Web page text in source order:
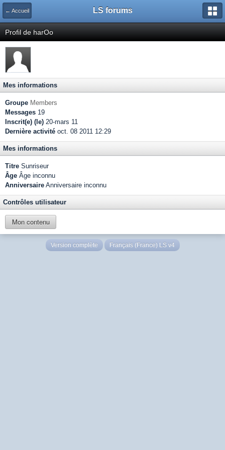
← Accueil LS forums
Profil de harOo
Mes informations
Groupe Members
Messages 19
Inscrit(e) (le) 20-mars 11
Dernière activité oct. 08 2011 12:29
Mes informations
Titre Sunriseur
Âge Âge inconnu
Anniversaire Anniversaire inconnu
Contrôles utilisateur
Mon contenu
Version complète Français (France) LS v4